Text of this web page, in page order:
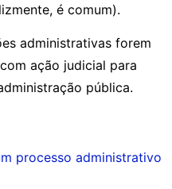
é comum).
administrativas forem
ação judicial para
pública.
processo administrativo